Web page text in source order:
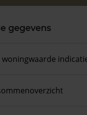
gegevens
woningwaarde